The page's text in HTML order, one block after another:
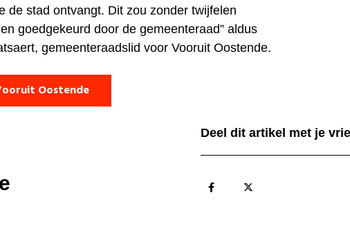
de stad ontvangt. Dit zou zonder twijfelen
goedgekeurd door de gemeenteraad” aldus
gemeenteraadslid voor Vooruit Oostende.
Oostende
Deel dit artikel met je